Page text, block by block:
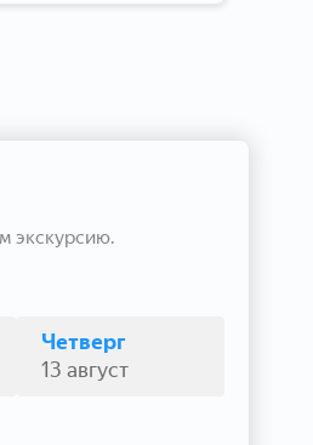
экскурсию.
Четверг
13 август